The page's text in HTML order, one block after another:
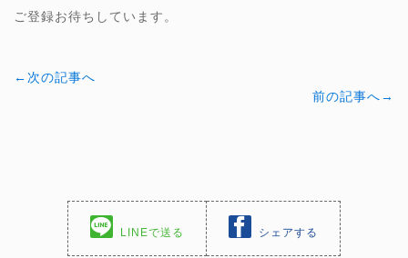
ご登録お待ちしています。
←次の記事へ
前の記事へ→
LINEで送る シェアする